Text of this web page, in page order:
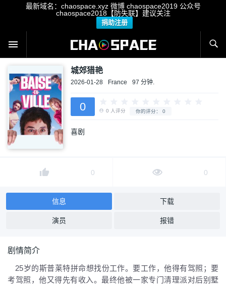
最新域名：chaospace.xyz 微博 chaospace2019 公众号
chaospace2018【防失联】建议关注
捐助注册
城郊猎艳
2026-01-28 France 97 分钟.
喜剧
0 0
信息 下载
演员 报错
剧情简介
25岁的斯普莱特拼命想找份工作。要工作，他得有驾照；要
考驾照，他又得先有收入。最终他被一家专门清理派对后别墅